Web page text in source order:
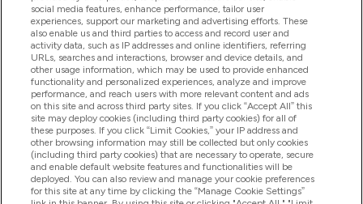
商品について
会社概要
特典＆ポイント
social media features, enhance performance, tailor user
experiences, support our marketing and advertising efforts. These
also enable us and third parties to access and record user and
activity data, such as IP addresses and online identifiers, referring
URLs, searches and interactions, browser and device details, and
other usage information, which may be used to provide enhanced
functionality and personalized experiences, analyze and improve
performance, and reach users with more relevant content and ads
on this site and across third party sites. If you click “Accept All” this
site may deploy cookies (including third party cookies) for all of
these purposes. If you click “Limit Cookies,” your IP address and
other browsing information may still be collected but only cookies
(including third party cookies) that are necessary to operate, secure
and enable default website features and functionalities will be
deployed. You can also review and manage your cookie preferences
for this site at any time by clicking the “Manage Cookie Settings”